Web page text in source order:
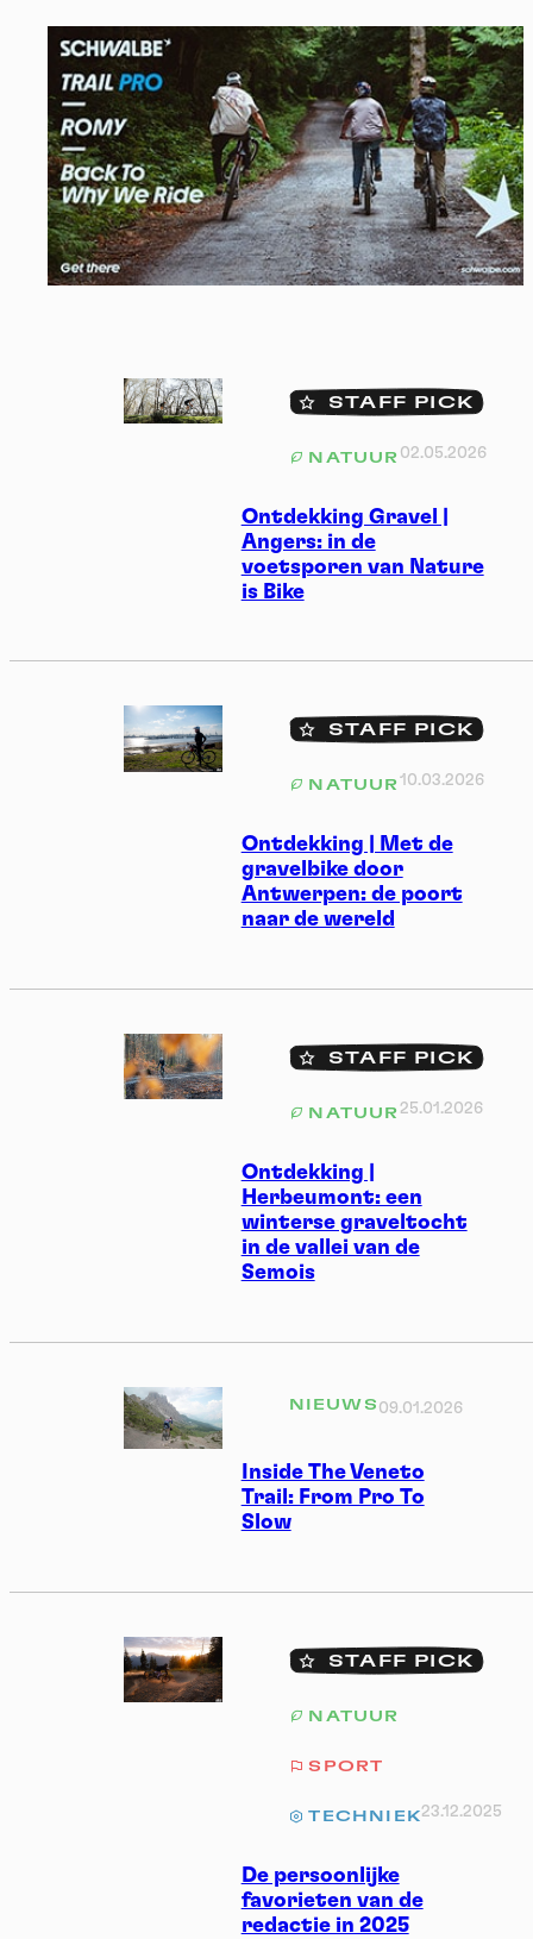
Ontdekking Gravel |
Angers: in de
voetsporen van Nature
is Bike
STAFF PICK
NATUUR 02.05.2026
Ontdekking | Met de
gravelbike door
Antwerpen: de poort
naar de wereld
STAFF PICK
NATUUR 10.03.2026
Ontdekking |
Herbeumont: een
winterse graveltocht
in de vallei van de
Semois
STAFF PICK
NATUUR 25.01.2026
Inside The Veneto
Trail: From Pro To
Slow
NIEUWS 09.01.2026
De persoonlijke
favorieten van de
redactie in 2025
STAFF PICK
NATUUR
SPORT
TECHNIEK23.12.2025